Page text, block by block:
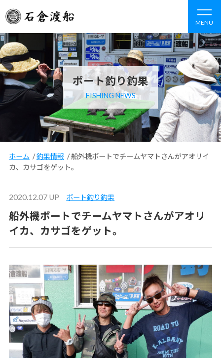
MENU
ボート釣り釣果
FISHING NEWS
ホーム /釣果情報 /船外機ボートでチームヤマトさんがアオリイ
カ、カサゴをゲット。
2020.12.07 UP ボート釣り釣果
船外機ボートでチームヤマトさんがアオリ
イカ、カサゴをゲット。